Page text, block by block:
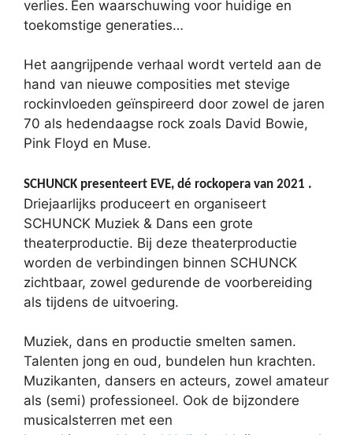
verlies. Een waarschuwing voor huidige en
toekomstige generaties…
Het aangrijpende verhaal wordt verteld aan de
hand van nieuwe composities met stevige
rockinvloeden geïnspireerd door zowel de jaren
70 als hedendaagse rock zoals David Bowie,
Pink Floyd en Muse.
SCHUNCK presenteert EVE, dé rockopera van 2021 .
Driejaarlijks produceert en organiseert
SCHUNCK Muziek & Dans een grote
theaterproductie. Bij deze theaterproductie
worden de verbindingen binnen SCHUNCK
zichtbaar, zowel gedurende de voorbereiding
als tijdens de uitvoering.
Muziek, dans en productie smelten samen.
Talenten jong en oud, bundelen hun krachten.
Muzikanten, dansers en acteurs, zowel amateur
als (semi) professioneel. Ook de bijzondere
musicalsterren met een